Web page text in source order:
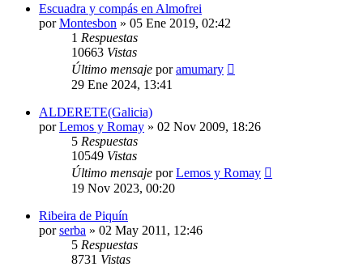
Escuadra y compás en Almofrei
porMontesbon » 05 Ene 2019, 02:42
1 Respuestas
10663 Vistas
Último mensaje poramumary
29 Ene 2024, 13:41
ALDERETE(Galicia)
porLemos y Romay » 02 Nov 2009, 18:26
5 Respuestas
10549 Vistas
Último mensaje porLemos y Romay
19 Nov 2023, 00:20
Ribeira de Piquín
porserba » 02 May 2011, 12:46
5 Respuestas
8731 Vistas